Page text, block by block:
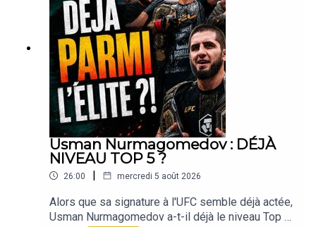
Usman Nurmagomedov : DÉJÀ
NIVEAU TOP 5 ?
26:00 | mercredi 5 août 2026
Alors que sa signature à l'UFC semble déjà actée,
Usman Nurmagomedov a-t-il déjà le niveau Top 5